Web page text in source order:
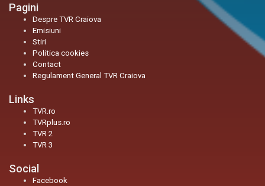
Pagini
Despre TVR Craiova
Emisiuni
Stiri
Politica cookies
Contact
Regulament General TVR Craiova
Links
TVR.ro
TVRplus.ro
TVR 2
TVR 3
Social
Facebook